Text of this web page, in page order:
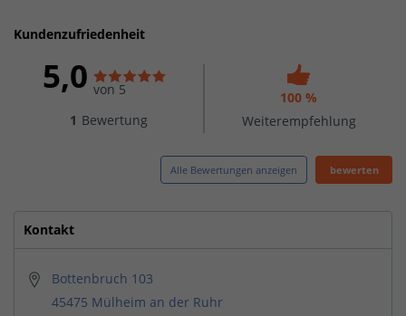
Kundenzufriedenheit
5,0 von 5
1 Bewertung
100 %
Weiterempfehlung
Alle Bewertungen anzeigen bewerten
Kontakt
Bottenbruch 103
45475 Mülheim an der Ruhr